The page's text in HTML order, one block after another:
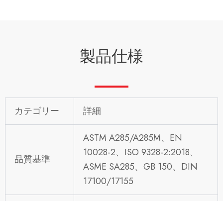
製品仕様
カテゴリー 詳細
品質基準
ASTM A285/A285M、EN
10028-2、ISO 9328-2:2018、
ASME SA285、GB 150、DIN
17100/17155